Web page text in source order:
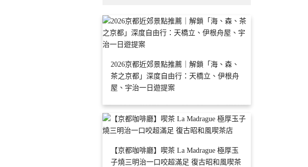
2026京都近郊景點推薦｜解鎖「海、森、
茶之京都」深度自由行：天橋立、伊根舟
屋、宇治一日遊提案
【京都咖啡廳】喫茶 La Madrague 極厚玉
子燒三明治一口咬超滿足 復古昭和風喫茶